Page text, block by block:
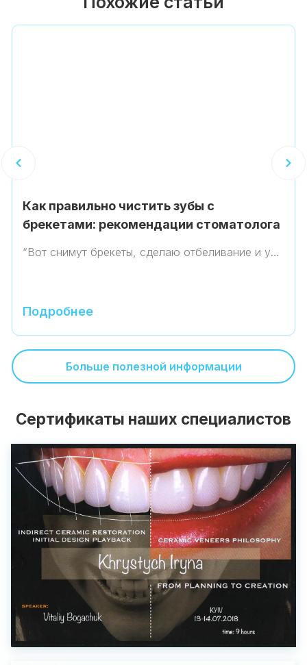
Как правильно чистить зубы с
брекетами: рекомендации стоматолога
“Вот снимут брекеты, сделаю отбеливание и у…
Подробнее
Больше полезной информации
Сертификаты наших специалистов